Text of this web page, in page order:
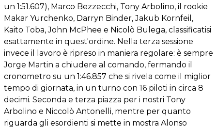
un 1:51.607), Marco Bezzecchi, Tony Arbolino, il rookie
Makar Yurchenko, Darryn Binder, Jakub Kornfeil,
Kaito Toba, John McPhee e Nicolò Bulega, classificatisi
esattamente in quest'ordine. Nella terza sessione
invece il lavoro è ripreso in maniera regolare: è sempre
Jorge Martin a chiudere al comando, fermando il
cronometro su un 1:46.857 che si rivela come il miglior
tempo di giornata, in un turno con 16 piloti in circa 8
decimi. Seconda e terza piazza per i nostri Tony
Arbolino e Niccolò Antonelli, mentre per quanto
riguarda gli esordienti si mette in mostra Alonso